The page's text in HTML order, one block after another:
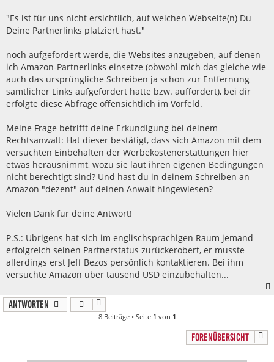
"Es ist für uns nicht ersichtlich, auf welchen Webseite(n) Du
Deine Partnerlinks platziert hast."
noch aufgefordert werde, die Websites anzugeben, auf denen
ich Amazon-Partnerlinks einsetze (obwohl mich das gleiche wie
auch das ursprüngliche Schreiben ja schon zur Entfernung
sämtlicher Links aufgefordert hatte bzw. auffordert), bei dir
erfolgte diese Abfrage offensichtlich im Vorfeld.
Meine Frage betrifft deine Erkundigung bei deinem
Rechtsanwalt: Hat dieser bestätigt, dass sich Amazon mit dem
versuchten Einbehalten der Werbekostenerstattungen hier
etwas herausnimmt, wozu sie laut ihren eigenen Bedingungen
nicht berechtigt sind? Und hast du in deinem Schreiben an
Amazon "dezent" auf deinen Anwalt hingewiesen?
Vielen Dank für deine Antwort!
P.S.: Übrigens hat sich im englischsprachigen Raum jemand
erfolgreich seinen Partnerstatus zurückerobert, er musste
allerdings erst Jeff Bezos persönlich kontaktieren. Bei ihm
versuchte Amazon über tausend USD einzubehalten...
Antworten
8 Beiträge • Seite 1 von 1
FORENÜBERSICHT